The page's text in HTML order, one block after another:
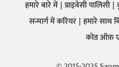
हमारे बारे में प्राइवेसी पालिसी
सन्मार्ग में करियर हमारे साथ
कोड ऑफ़